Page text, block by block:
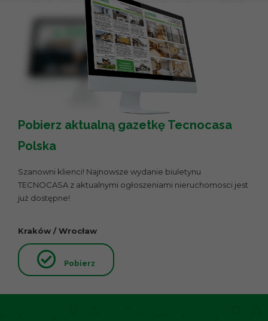
Pobierz aktualną gazetkę Tecnocasa
Polska
Szanowni klienci! Najnowsze wydanie biuletynu
TECNOCASA z aktualnymi ogłoszeniami nieruchomosci jest
już dostępne!
Kraków / Wrocław
Pobierz